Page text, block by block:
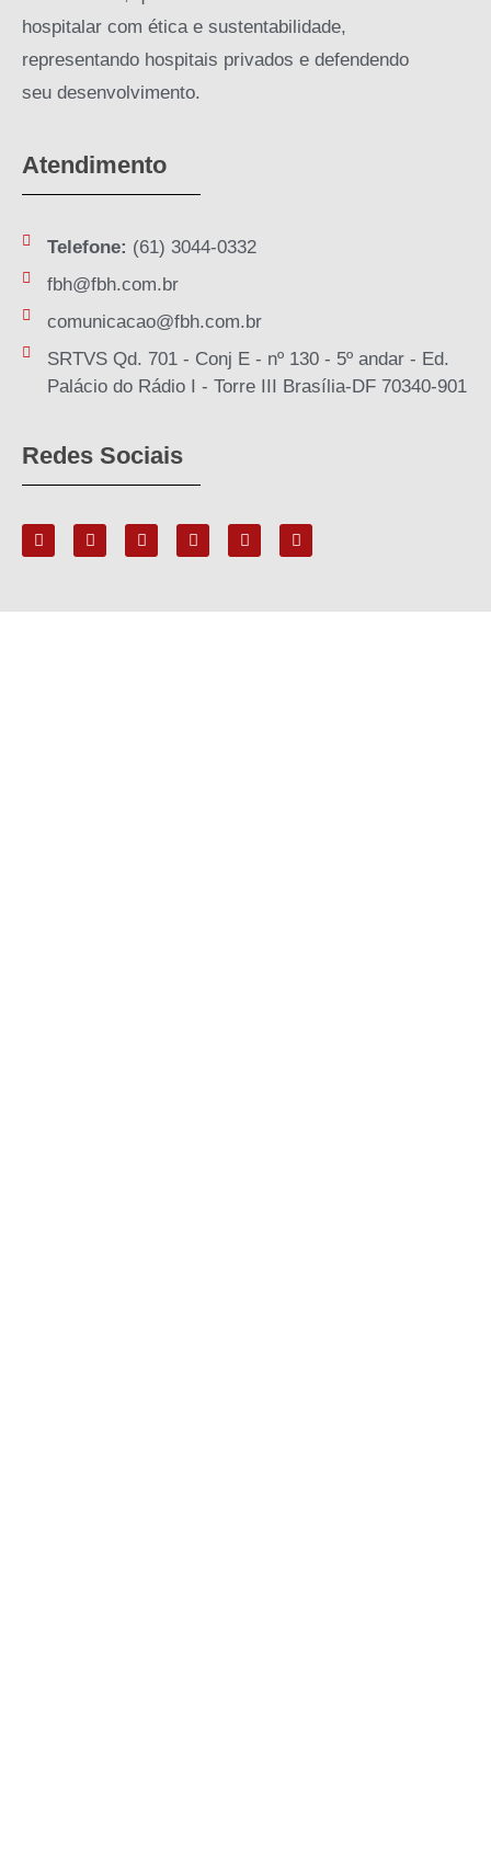
hospitalar com ética e sustentabilidade,
representando hospitais privados e defendendo
seu desenvolvimento.
Atendimento
Telefone: (61) 3044-0332
fbh@fbh.com.br
comunicacao@fbh.com.br
SRTVS Qd. 701 - Conj E - nº 130 - 5º andar - Ed.
Palácio do Rádio I - Torre III Brasília-DF 70340-901
Redes Sociais